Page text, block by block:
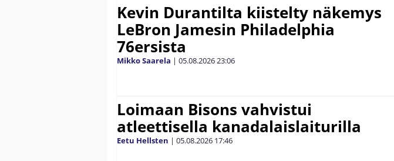
Kevin Durantilta kiistelty näkemys
LeBron Jamesin Philadelphia
76ersista
Mikko Saarela | 05.08.202623:06
Loimaan Bisons vahvistui
atleettisella kanadalaislaiturilla
Eetu Hellsten | 05.08.2026 17:46